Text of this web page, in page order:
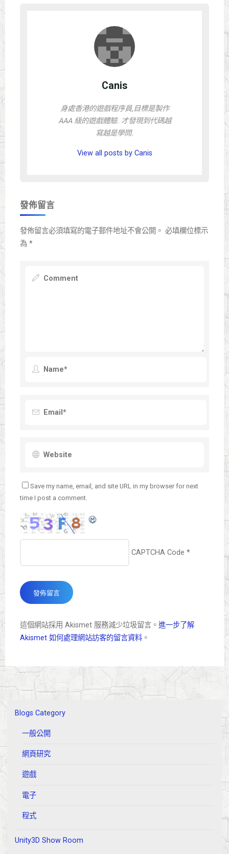
Canis
身處香港的遊戲程序員,目標是製作
AAA 級的遊戲體驗. 才發現到代碼越
寫越是學問.
View all posts by Canis
發佈留言
發佈留言必須填寫的電子郵件地址不會公開。 必填欄位標示
為 *
Save my name, email, and site URL in my browser for next
time I post a comment.
CAPTCHA Code *
這個網站採用 Akismet 服務減少垃圾留言。 進一步了解
Akismet 如何處理網站訪客的留言資料。
Blogs Category
一般公開
網頁研究
遊戲
電子
程式
Unity3D Show Room